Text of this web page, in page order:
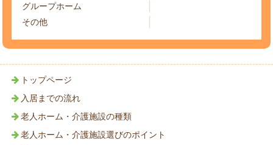
グループホーム
その他
トップページ
入居までの流れ
老人ホーム・介護施設の種類
老人ホーム・介護施設選びのポイント